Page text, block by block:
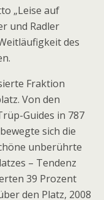
„Leise auf
und Radler
des
Fraktion
Von den
Guides in 787
sich die
unberührte
– Tendenz
39 Prozent
den Platz, 2008